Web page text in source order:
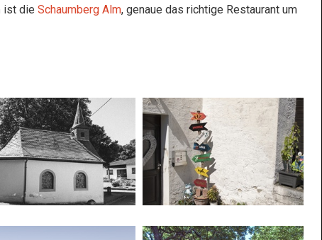
ist die Schaumberg Alm, genaue das richtige Restaurant um